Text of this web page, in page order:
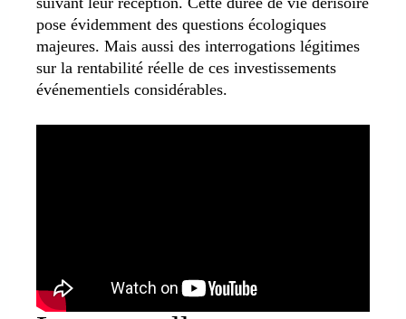
pose évidemment des questions écologiques
majeures. Mais aussi des interrogations légitimes
sur la rentabilité réelle de ces investissements
événementiels considérables.